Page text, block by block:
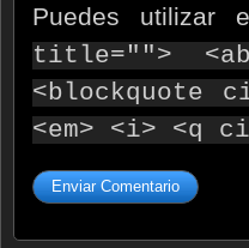
Puedes utilizar
title="">
<blockquote
<em> <i> <q